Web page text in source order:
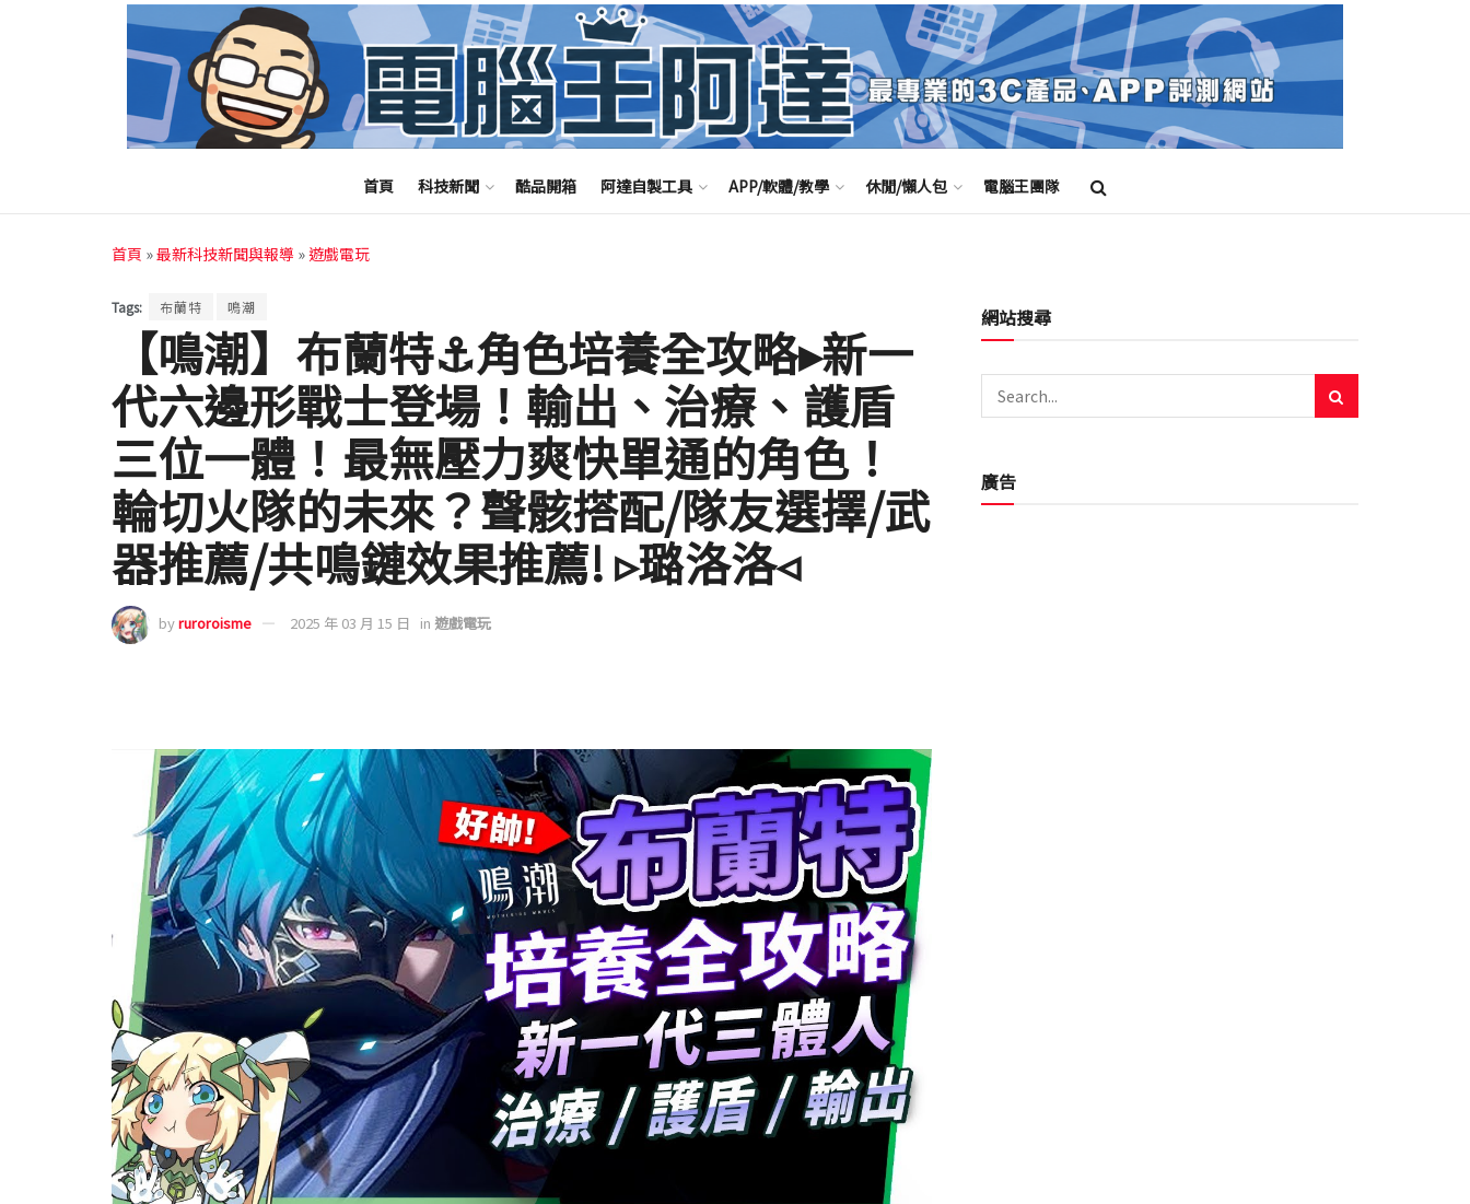
首頁 科技新聞 酷品開箱 阿達自製工具 APP/軟體/教學 休閒/懶人包 電腦王團隊
首頁 »最新科技新聞與報導 »遊戲電玩
Tags: 布蘭特 鳴潮
【鳴潮】布蘭特⚓角色培養全攻略▸新一
代六邊形戰士登場！輸出、治療、護盾
三位一體！最無壓力爽快單通的角色！
輪切火隊的未來？聲骸搭配/隊友選擇/武
器推薦/共鳴鏈效果推薦! ▹璐洛洛◃
byruroroisme 2025 年 03 月 15 日 in 遊戲電玩
網站搜尋
廣告